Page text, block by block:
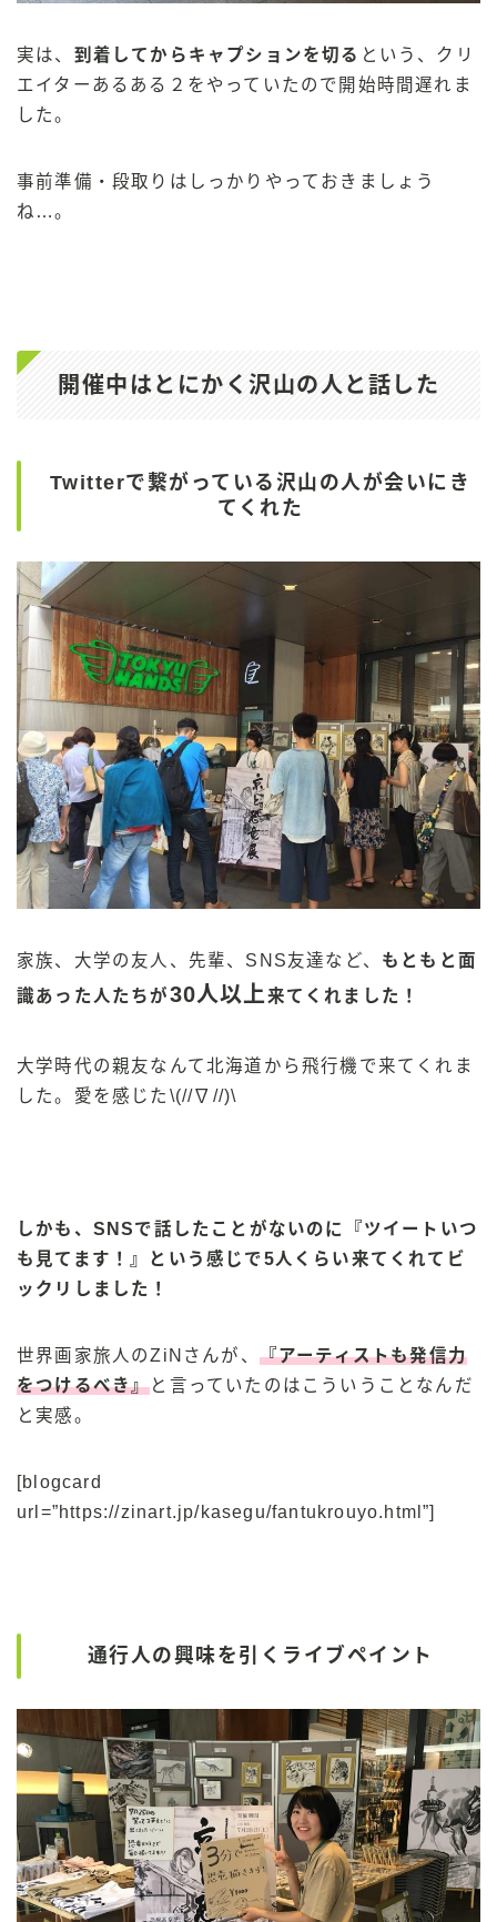
実は、 到着してからキャプションを切る という、クリ
エイターあるある２をやっていたので開始時間遅れま
した。
事前準備・段取りはしっかりやっておきましょう
ね…。
開催中はとにかく沢山の人と話した
Twitterで繋がっている沢山の人が会いにき
てくれた
家族、大学の友人、先輩、SNS友達など、 もともと面
識あった人たちが30人以上来てくれました！
大学時代の親友なんて北海道から飛行機で来てくれま
した。愛を感じた\(//∇//)\
しかも、SNSで話したことがないのに『ツイートいつ
も見てます！』という感じで5人くらい来てくれてビ
ックリしました！
世界画家旅人のZiNさんが、 『アーティストも発信力
をつけるべき』と言っていたのはこういうことなんだ
と実感。
[blogcard
url=”https://zinart.jp/kasegu/fantukrouyo.html”]
通行人の興味を引くライブペイント